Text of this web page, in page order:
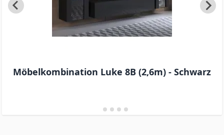
Möbelkombination Luke 8B (2,6m) - Schwarz